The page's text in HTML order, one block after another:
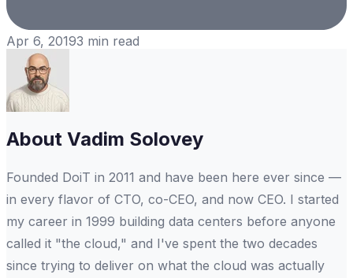
Apr 6, 20193 min read
About Vadim Solovey
Founded DoiT in 2011 and have been here ever since —
in every flavor of CTO, co-CEO, and now CEO. I started
my career in 1999 building data centers before anyone
called it "the cloud," and I've spent the two decades
since trying to deliver on what the cloud was actually